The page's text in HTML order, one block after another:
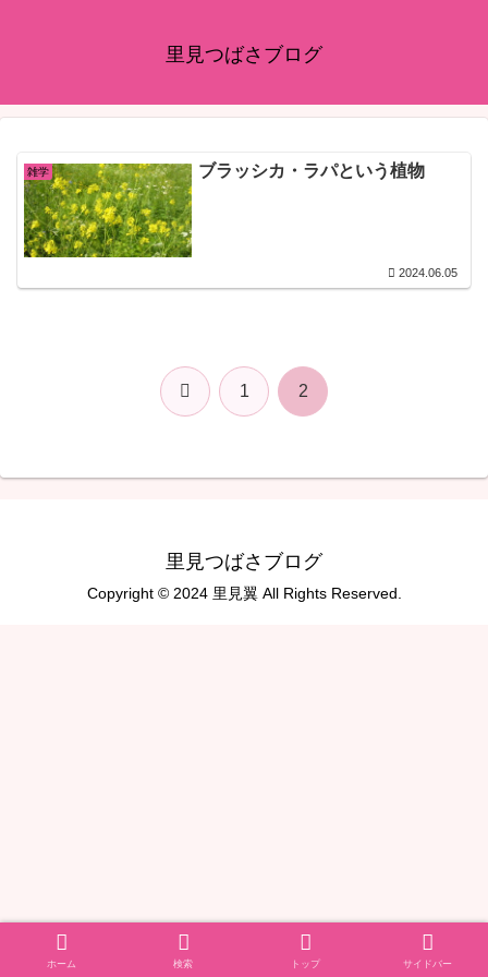
里見つばさブログ
雑学 ブラッシカ・ラパという植物
2024.06.05
前 1 2
里見つばさブログ
Copyright © 2024 里見翼 All Rights Reserved.
ホーム 検索 トップ サイドバー